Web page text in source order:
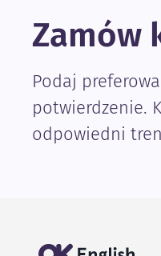
Zamów
Podaj
potwierdzenie.
odpowiedni